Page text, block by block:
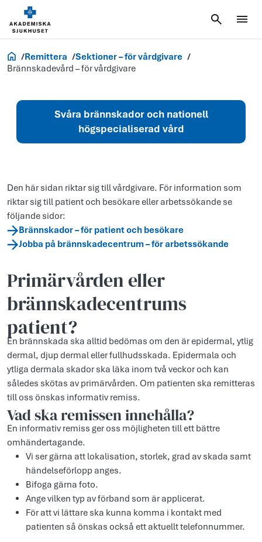
Vårdgivare
Remittera
Sektioner – för vårdgivare
Brännskadevård – för vårdgivare
Svåra brännskador och nationell
högspecialiserad vård
Den här sidan riktar sig till vårdgivare. För information som
riktar sig till patient och besökare eller arbetssökande se
följande sidor:
Brännskador – för patient och besökare
Jobba på brännskadecentrum – för arbetssökande
Primärvården eller
brännskadecentrums
patient?
En brännskada ska alltid bedömas om den är epidermal, ytlig
dermal, djup dermal eller fullhudsskada. Epidermala och
ytliga dermala skador ska läka inom två veckor och kan
således skötas av primärvården. Om patienten ska remitteras
till oss önskas informativ remiss.
Vad ska remissen innehålla?
En informativ remiss ger oss möjligheten till ett bättre
omhändertagande.
Vi ser gärna att lokalisation, storlek, grad av skada samt
händelseförlopp anges.
Bifoga gärna foto.
Ange vilken typ av förband som är applicerat.
För att vi lättare ska kunna komma i kontakt med
patienten så önskas också ett aktuellt telefonnummer.